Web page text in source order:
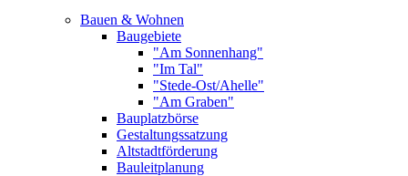
Bauen & Wohnen
Baugebiete
"Am Sonnenhang"
"Im Tal"
"Stede-Ost/Ahelle"
"Am Graben"
Bauplatzbörse
Gestaltungssatzung
Altstadtförderung
Bauleitplanung